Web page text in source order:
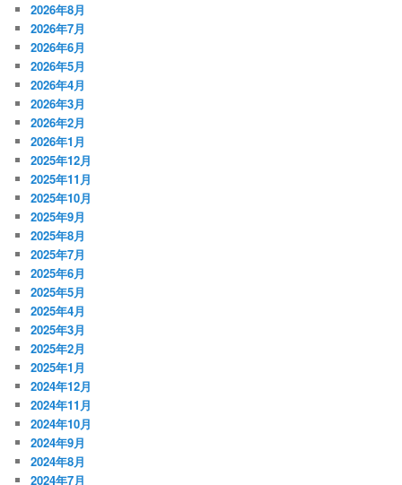
2026年8月
2026年7月
2026年6月
2026年5月
2026年4月
2026年3月
2026年2月
2026年1月
2025年12月
2025年11月
2025年10月
2025年9月
2025年8月
2025年7月
2025年6月
2025年5月
2025年4月
2025年3月
2025年2月
2025年1月
2024年12月
2024年11月
2024年10月
2024年9月
2024年8月
2024年7月